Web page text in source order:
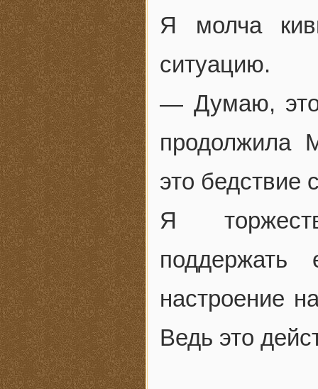
Я молча
ситуацию.
— Думаю, это
продолжила
это бедствие
Я
настроение
Ведь это